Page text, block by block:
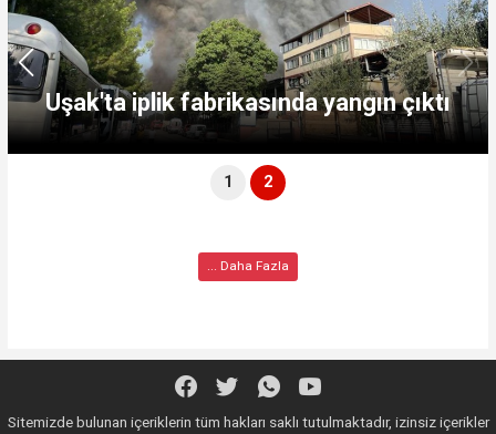
Uşak'ta iplik fabrikasında yangın çıktı
1 2
... Daha Fazla
Sitemizde bulunan içeriklerin tüm hakları saklı tutulmaktadır, izinsiz içerikler